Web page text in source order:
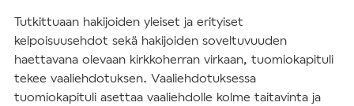
Tutkittuaan hakijoiden yleiset ja erityiset
kelpoisuusehdot sekä hakijoiden soveltuvuuden
haettavana olevaan kirkkoherran virkaan, tuomiokapituli
tekee vaaliehdotuksen. Vaaliehdotuksessa
tuomiokapituli asettaa vaaliehdolle kolme taitavinta ja